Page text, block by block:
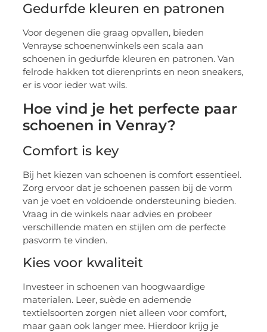
Gedurfde kleuren en patronen
Voor degenen die graag opvallen, bieden
Venrayse schoenenwinkels een scala aan
schoenen in gedurfde kleuren en patronen. Van
felrode hakken tot dierenprints en neon sneakers,
er is voor ieder wat wils.
Hoe vind je het perfecte paar
schoenen in Venray?
Comfort is key
Bij het kiezen van schoenen is comfort essentieel.
Zorg ervoor dat je schoenen passen bij de vorm
van je voet en voldoende ondersteuning bieden.
Vraag in de winkels naar advies en probeer
verschillende maten en stijlen om de perfecte
pasvorm te vinden.
Kies voor kwaliteit
Investeer in schoenen van hoogwaardige
materialen. Leer, suède en ademende
textielsoorten zorgen niet alleen voor comfort,
maar gaan ook langer mee. Hierdoor krijg je